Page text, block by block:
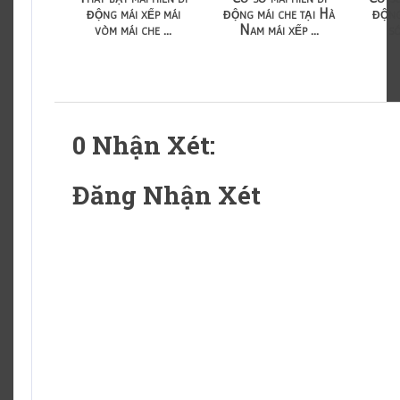
động mái xếp mái
vòm mái che ...
động mái che tại Hà
Nam mái xếp ...
0 Nhận Xét:
Đăng Nhận Xét